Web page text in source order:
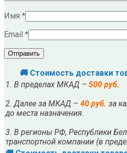
Имя *
Email *
🚚 Стоимость доставки
1. В пределах МКАД – 500 руб.
2. Далее за МКАД – 40 руб. за
до места назначения.
3. В регионы РФ, Республики
транспортной компании (в